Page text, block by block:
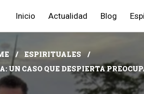
Inicio Actualidad Blog
ESPIRITUALES
UN CASO QUE DESPIERTA